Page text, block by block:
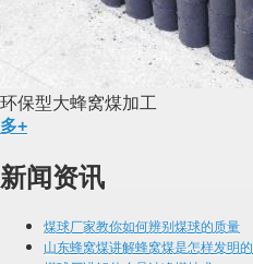
环保型大蜂窝煤加工
多+
新闻资讯
煤球厂家教你如何辨别煤球的质量
山东蜂窝煤讲解蜂窝煤是怎样发明的